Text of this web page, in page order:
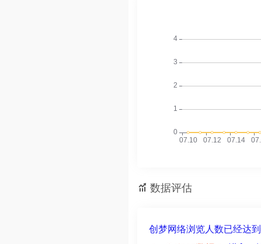
数据评估
创梦网络浏览人数已经达